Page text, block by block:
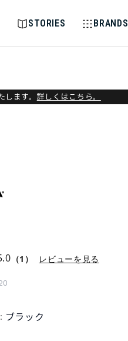
STORIES BRANDS
ます。 詳しくはこちら。
（1） レビューを見る
ブラック